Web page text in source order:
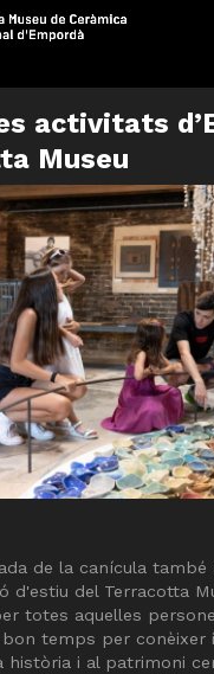
activitats
Museu
de la canícula també
d'estiu del Terracotta
totes aquelles
temps per conèixer
història i al patrimoni